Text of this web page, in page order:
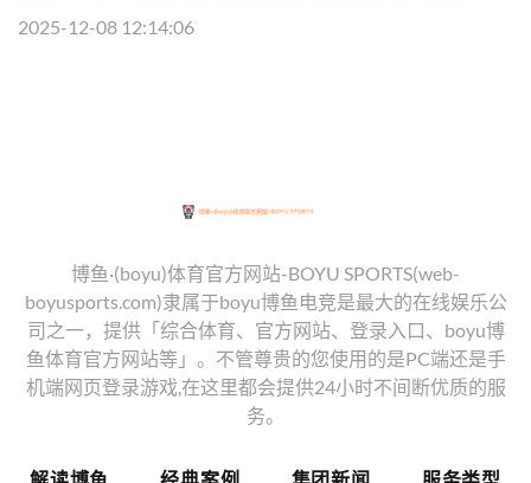
2025-12-08 12:14:06
博鱼·(boyu)体育官方网站-BOYU SPORTS(web-
boyusports.com)隶属于boyu博鱼电竞是最大的在线娱乐公
司之一，提供「综合体育、官方网站、登录入口、boyu博
鱼体育官方网站等」。不管尊贵的您使用的是PC端还是手
机端网页登录游戏,在这里都会提供24小时不间断优质的服
务。